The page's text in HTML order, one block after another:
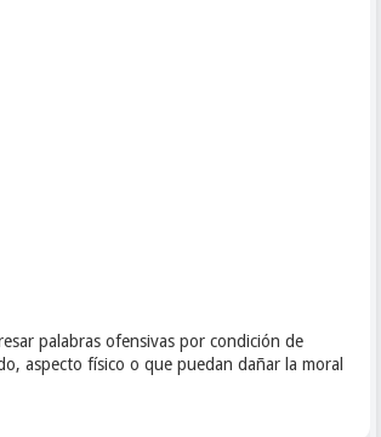
palabras ofensivas por condición de
aspecto físico o que puedan dañar la moral